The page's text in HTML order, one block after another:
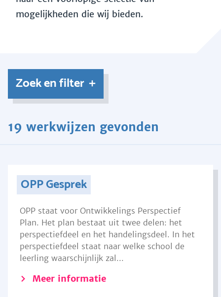
mogelijkheden die wij bieden.
Zoek en filter
19 werkwijzen gevonden
OPP Gesprek
OPP staat voor Ontwikkelings Perspectief
Plan. Het plan bestaat uit twee delen: het
perspectiefdeel en het handelingsdeel. In het
perspectiefdeel staat naar welke school de
leerling waarschijnlijk zal...
Meer informatie